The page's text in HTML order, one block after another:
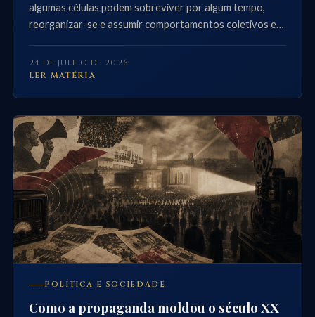
algumas células podem sobreviver por algum tempo,
reorganizar-se e assumir comportamentos coletivos em
repensar a fronteira entre organismo, célula e forma
viva.
24 DE JULHO DE 2026
LER MATÉRIA
POLÍTICA E SOCIEDADE
Como a propaganda moldou o século XX